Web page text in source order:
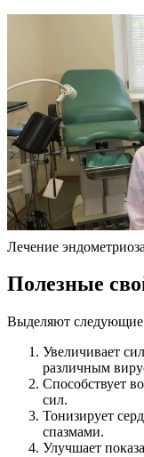
Лечение
Полезные
Выделяют следующие
Увеличивает
различным
Способствует
сил.
Тонизирует
спазмами.
Улучшает